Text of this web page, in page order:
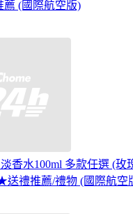
薦 (國際航空版)
香水100ml 多款任選 (玫
送禮推薦/禮物 (國際航空